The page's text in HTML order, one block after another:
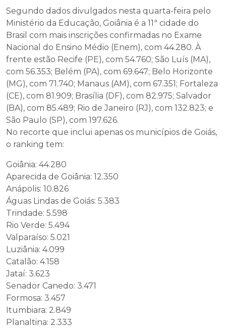
Segundo dados divulgados nesta quarta-feira pelo
Ministério da Educação, Goiânia é a 11ª cidade do
Brasil com mais inscrições confirmadas no Exame
Nacional do Ensino Médio (Enem), com 44.280. À
frente estão Recife (PE), com 54.760; São Luís (MA),
com 56.353; Belém (PA), com 69.647; Belo Horizonte
(MG), com 71.740; Manaus (AM), com 67.351; Fortaleza
(CE), com 81.909; Brasília (DF), com 82.975; Salvador
(BA), com 85.489; Rio de Janeiro (RJ), com 132.823; e
São Paulo (SP), com 197.626.
No recorte que inclui apenas os municípios de Goiás,
o ranking tem:
Goiânia: 44.280
Aparecida de Goiânia: 12.350
Anápolis: 10.826
Águas Lindas de Goiás: 5.383
Trindade: 5.598
Rio Verde: 5.494
Valparaíso: 5.021
Luziânia: 4.099
Catalão: 4.158
Jataí: 3.623
Senador Canedo: 3.471
Formosa: 3.457
Itumbiara: 2.849
Planaltina: 2.333